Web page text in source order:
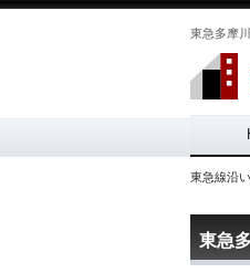
東急多摩
Main
東急線沿
東急